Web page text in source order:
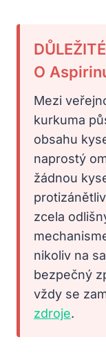
O
Mezi
kurkuma
obsahu
naprostý
žádnou
zcela
nikoliv na
bezpečný
vždy se
zdroje.